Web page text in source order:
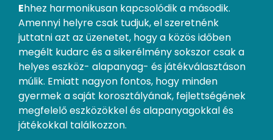
Ehhez harmonikusan kapcsolódik a második.
Amennyi helyre csak tudjuk, el szeretnénk
juttatni azt az üzenetet, hogy a közös időben
megélt kudarc és a sikerélmény sokszor csak a
helyes eszköz- alapanyag- és játékválasztáson
múlik. Emiatt nagyon fontos, hogy minden
gyermek a saját korosztályának, fejlettségének
megfelelő eszközökkel és alapanyagokkal és
játékokkal találkozzon.